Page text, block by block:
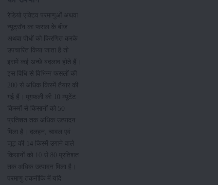
रेडियो एक्टिव परमाणुओं अथवा
न्यूट्राॅन का फसल के बीज
अथवा पौधों को किरणित करके
उपचारित किया जाता है तो
इसमें कई अच्छे बदलाव होते हैं।
इस विधि से विभिन्न फसलों की
200 से अधिक किस्में तैयार की
गई हैं। मूंगफली की 10 म्यूटेंट
किस्मों से किसानों को 50
प्रतिशत तक अधिक उत्पादन
मिला है। दलहन, चावल एवं
जूट की 14 किस्में उगाने वाले
किसानों को 10 से 80 प्रतिशत
तक अधिक उत्पादन मिला है।
परमाणु तकनीकि में यदि